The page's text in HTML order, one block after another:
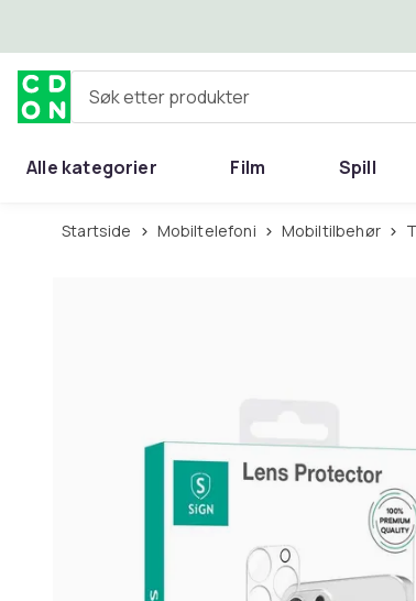
Søk etter produkter
Alle kategorier Film Spill
Startside Mobiltelefoni Mobiltilbehør